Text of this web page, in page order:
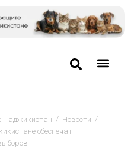
Таджикистан / Новости /
обеспечат